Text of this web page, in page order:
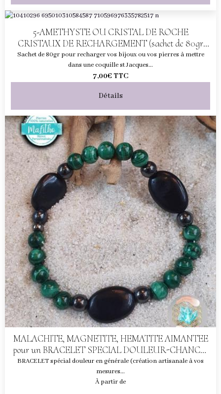
5-AMETHYSTE OU CRISTAL DE ROCHE
CRISTAUX DE RECHARGEMENT (sachet de 80gr
pour 1 coquille)
Sachet de 80gr pour recharger vos bijoux ou vos pierres à mettre
dans une coquille st Jacques...
7,00€ TTC
Détails
MALACHITE, MAGNETITE, HEMATITE AIMANTEE
pour un BRACELET SPECIAL DOULEUR-CHANCE-
PROTECTION
BRACELET spécial douleur en générale (création artisanale à vos
mesures...
À partir de